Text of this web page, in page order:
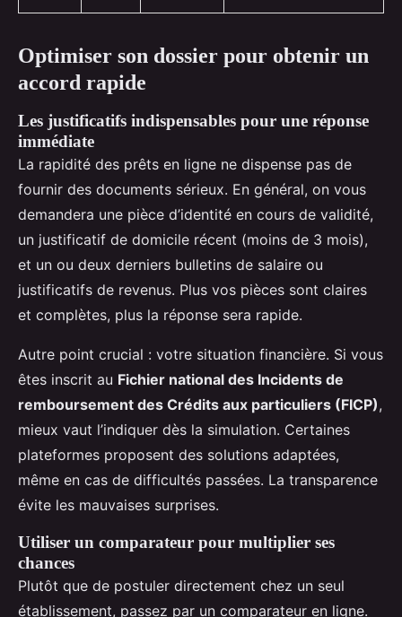
Optimiser son dossier pour obtenir un
accord rapide
Les justificatifs indispensables pour une réponse
immédiate
La rapidité des prêts en ligne ne dispense pas de
fournir des documents sérieux. En général, on vous
demandera une pièce d’identité en cours de validité,
un justificatif de domicile récent (moins de 3 mois),
et un ou deux derniers bulletins de salaire ou
justificatifs de revenus. Plus vos pièces sont claires
et complètes, plus la réponse sera rapide.
Autre point crucial : votre situation financière. Si vous
êtes inscrit au Fichier national des Incidents de
remboursement des Crédits aux particuliers (FICP),
mieux vaut l’indiquer dès la simulation. Certaines
plateformes proposent des solutions adaptées,
même en cas de difficultés passées. La transparence
évite les mauvaises surprises.
Utiliser un comparateur pour multiplier ses
chances
Plutôt que de postuler directement chez un seul
établissement, passez par un comparateur en ligne.